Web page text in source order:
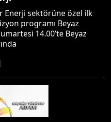
Enerji sektörüne özel ilk
programı Beyaz
14.00’te Beyaz